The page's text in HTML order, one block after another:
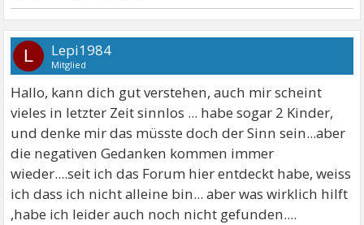
L Lepi1984
Mitglied
Hallo, kann dich gut verstehen, auch mir scheint
vieles in letzter Zeit sinnlos ... habe sogar 2 Kinder,
und denke mir das müsste doch der Sinn sein...aber
die negativen Gedanken kommen immer
wieder....seit ich das Forum hier entdeckt habe, weiss
ich dass ich nicht alleine bin... aber was wirklich hilft
,habe ich leider auch noch nicht gefunden....